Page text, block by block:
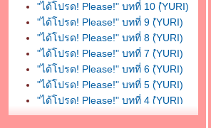
"ได้โปรด! Please!" บทที่ 10 (ํYURI)
"ได้โปรด! Please!" บทที่ 9 (ํYURI)
"ได้โปรด! Please!" บทที่ 8 (ํYURI)
"ได้โปรด! Please!" บทที่ 7 (ํYURI)
"ได้โปรด! Please!" บทที่ 6 (ํYURI)
"ได้โปรด! Please!" บทที่ 5 (ํYURI)
"ได้โปรด! Please!" บทที่ 4 (ํYURI)
"ได้โปรด! Please!" บทที่ 3 (ํYURI)